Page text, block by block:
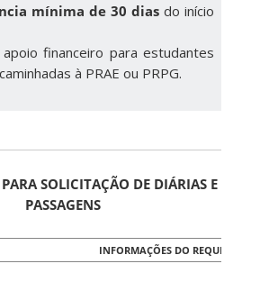
mínima de 30 dias do início
financeiro para estudantes
à PRAE ou PRPG.
SOLICITAÇÃO DE DIÁRIAS E
PASSAGENS
INFORMAÇÕES DO REQUERENTE